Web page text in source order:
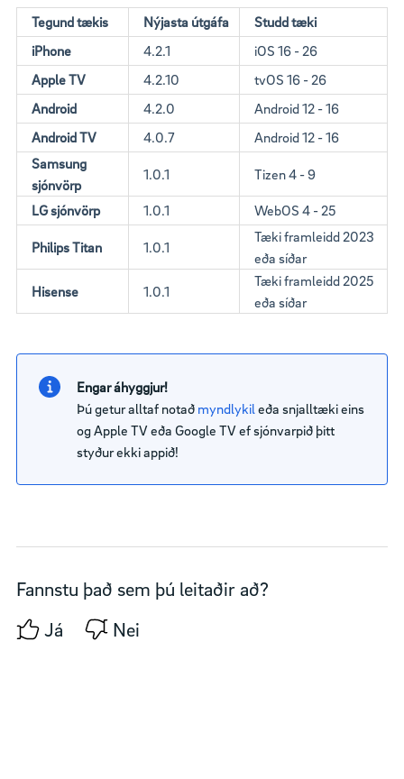
Tegund tækis Nýjasta útgáfa
Studd tæki
iPhone
4.2.1
iOS 16 - 26
Apple TV
4.2.10
tvOS 16 - 26
Android
4.2.0
Android 12 - 16
Android TV
4.0.7
Android 12 - 16
Samsung
sjónvörp
1.0.1
Tizen 4 - 9
LG sjónvörp
1.0.1 WebOS 4 - 25
Philips Titan 1.0.1
Tæki framleidd 2023
eða síðar
Hisense
1.0.1
Tæki framleidd 2025
eða síðar
Engar áhyggjur!
Þú getur alltaf notað myndlykileða snjalltæki eins
og Apple TV eða Google TV ef sjónvarpið þitt
styður ekki appið!
Fannstu það sem þú leitaðir að?
Já
Nei